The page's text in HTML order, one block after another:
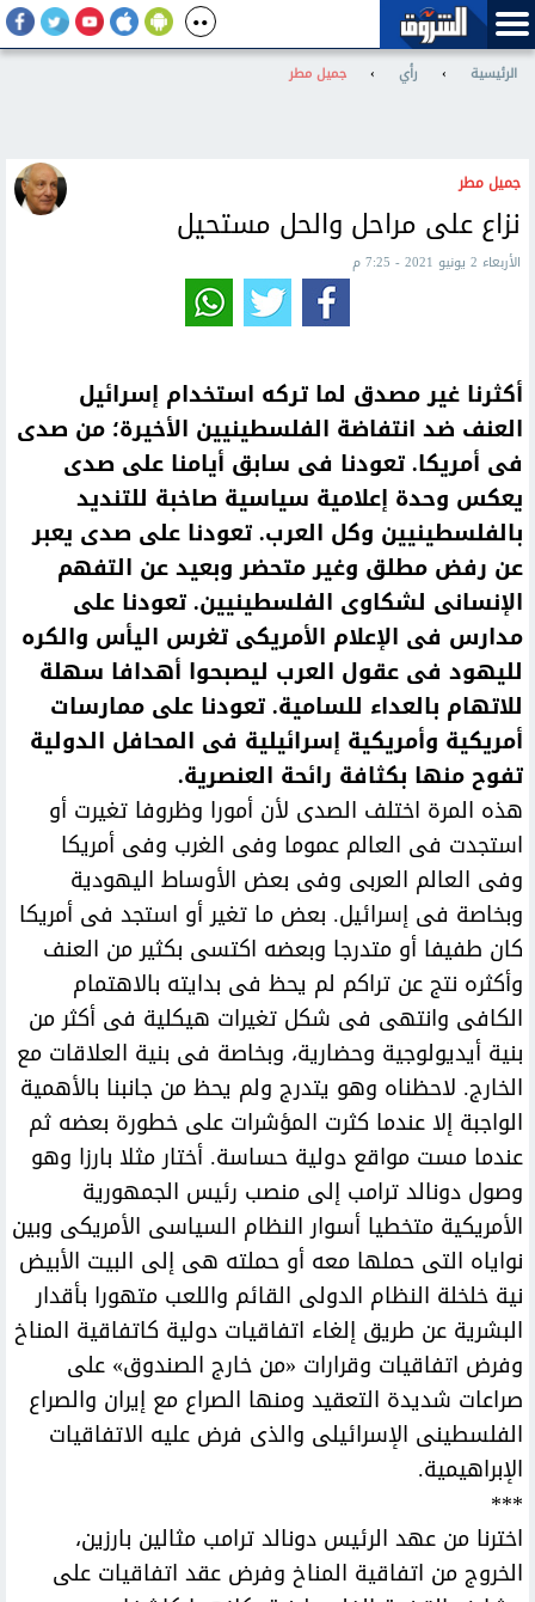
الرئيسية › رأي › جميل مطر
جميل مطر
نزاع على مراحل والحل مستحيل
الأربعاء 2 يونيو 2021 - 7:25 م
أكثرنا غير مصدق لما تركه استخدام إسرائيل
العنف ضد انتفاضة الفلسطينيين الأخيرة؛ من صدى
فى أمريكا. تعودنا فى سابق أيامنا على صدى
يعكس وحدة إعلامية سياسية صاخبة للتنديد
بالفلسطينيين وكل العرب. تعودنا على صدى يعبر
عن رفض مطلق وغير متحضر وبعيد عن التفهم
الإنسانى لشكاوى الفلسطينيين. تعودنا على
مدارس فى الإعلام الأمريكى تغرس اليأس والكره
لليهود فى عقول العرب ليصبحوا أهدافا سهلة
للاتهام بالعداء للسامية. تعودنا على ممارسات
أمريكية وأمريكية إسرائيلية فى المحافل الدولية
تفوح منها بكثافة رائحة العنصرية.
هذه المرة اختلف الصدى لأن أمورا وظروفا تغيرت أو
استجدت فى العالم عموما وفى الغرب وفى أمريكا
وفى العالم العربى وفى بعض الأوساط اليهودية
وبخاصة فى إسرائيل. بعض ما تغير أو استجد فى أمريكا
كان طفيفا أو متدرجا وبعضه اكتسى بكثير من العنف
وأكثره نتج عن تراكم لم يحظ فى بدايته بالاهتمام
الكافى وانتهى فى شكل تغيرات هيكلية فى أكثر من
بنية أيديولوجية وحضارية، وبخاصة فى بنية العلاقات مع
الخارج. لاحظناه وهو يتدرج ولم يحظ من جانبنا بالأهمية
الواجبة إلا عندما كثرت المؤشرات على خطورة بعضه ثم
عندما مست مواقع دولية حساسة. أختار مثلا بارزا وهو
وصول دونالد ترامب إلى منصب رئيس الجمهورية
الأمريكية متخطيا أسوار النظام السياسى الأمريكى وبين
نواياه التى حملها معه أو حملته هى إلى البيت الأبيض
نية خلخلة النظام الدولى القائم واللعب متهورا بأقدار
البشرية عن طريق إلغاء اتفاقيات دولية كاتفاقية المناخ
وفرض اتفاقيات وقرارات «من خارج الصندوق» على
صراعات شديدة التعقيد ومنها الصراع مع إيران والصراع
الفلسطينى الإسرائيلى والذى فرض عليه الاتفاقيات
الإبراهيمية.
***
اخترنا من عهد الرئيس دونالد ترامب مثالين بارزين،
الخروج من اتفاقية المناخ وفرض عقد اتفاقيات على